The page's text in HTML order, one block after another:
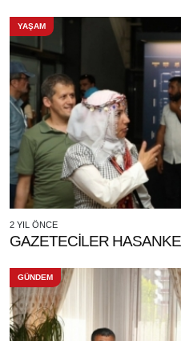
YAŞAM
2 YIL ÖNCE
GAZETECİLER
GÜNDEM